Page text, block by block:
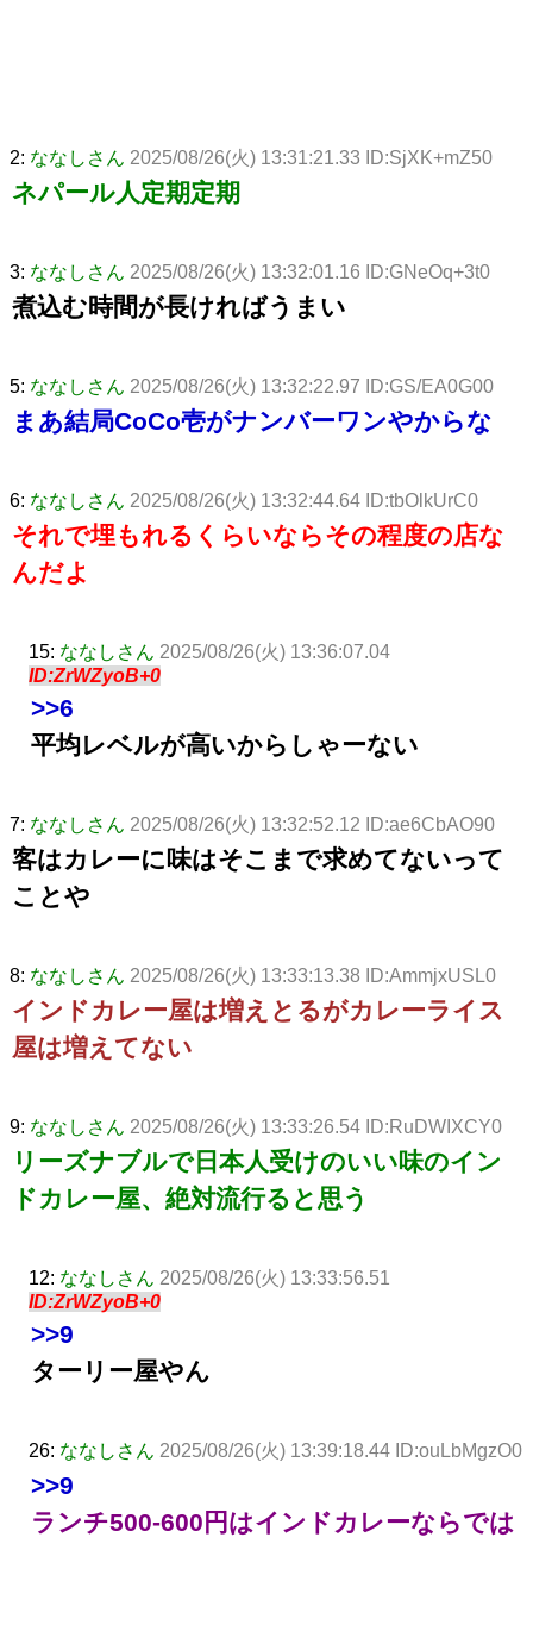
2: ななしさん 2025/08/26(火) 13:31:21.33 ID:SjXK+mZ50
ネパール人定期定期
3: ななしさん 2025/08/26(火) 13:32:01.16 ID:GNeOq+3t0
煮込む時間が長ければうまい
5: ななしさん 2025/08/26(火) 13:32:22.97 ID:GS/EA0G00
まあ結局CoCo壱がナンバーワンやからな
6: ななしさん 2025/08/26(火) 13:32:44.64 ID:tbOlkUrC0
それで埋もれるくらいならその程度の店な
んだよ
15: ななしさん 2025/08/26(火) 13:36:07.04
ID:ZrWZyoB+0
>>6
平均レベルが高いからしゃーない
7: ななしさん 2025/08/26(火) 13:32:52.12 ID:ae6CbAO90
客はカレーに味はそこまで求めてないって
ことや
8: ななしさん 2025/08/26(火) 13:33:13.38 ID:AmmjxUSL0
インドカレー屋は増えとるがカレーライス
屋は増えてない
9: ななしさん 2025/08/26(火) 13:33:26.54 ID:RuDWIXCY0
リーズナブルで日本人受けのいい味のイン
ドカレー屋、絶対流行ると思う
12: ななしさん 2025/08/26(火) 13:33:56.51
ID:ZrWZyoB+0
>>9
ターリー屋やん
26: ななしさん 2025/08/26(火) 13:39:18.44 ID:ouLbMgzO0
>>9
ランチ500-600円はインドカレーならでは